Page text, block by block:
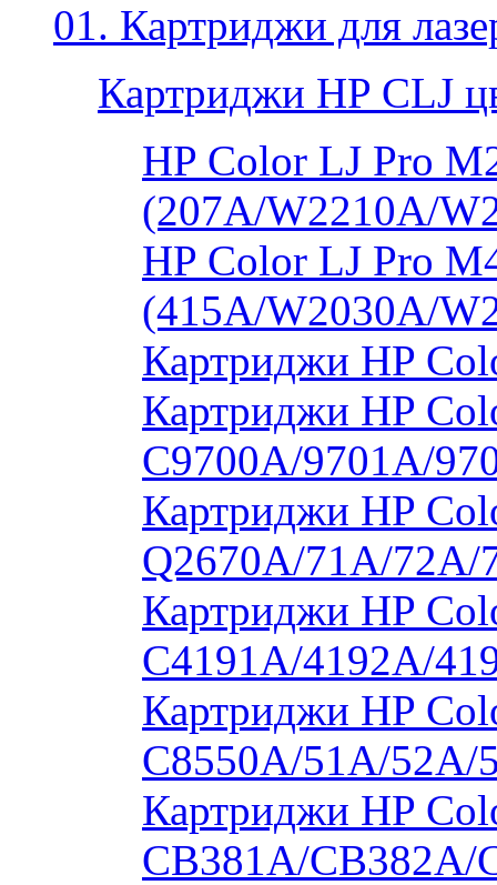
01. Картриджи для
Картриджи HP CLJ
HP Color LJ Pro
(207A/W2210A/
HP Color LJ Pro
(415A/W2030A/
Картриджи HP
Картриджи HP
C9700A/9701A/
Картриджи HP
Q2670A/71A/
Картриджи HP
C4191A/4192A/
Картриджи HP
C8550A/51A/
Картриджи HP
CB381A/CB382A/